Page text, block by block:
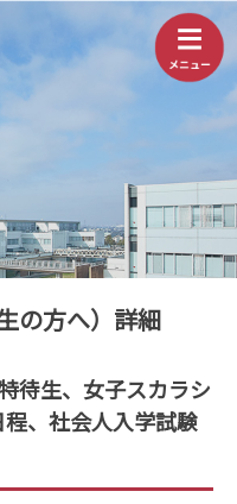
の方へ）詳細
待生、女子スカラシ
、社会人入学試験